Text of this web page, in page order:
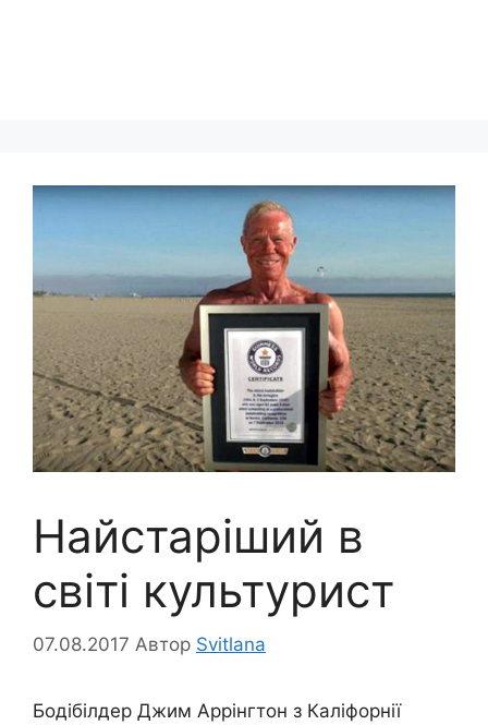
Найстаріший в
світі культурист
07.08.2017 Автор Svitlana
Бодібілдер Джим Аррінгтон з Каліфорнії